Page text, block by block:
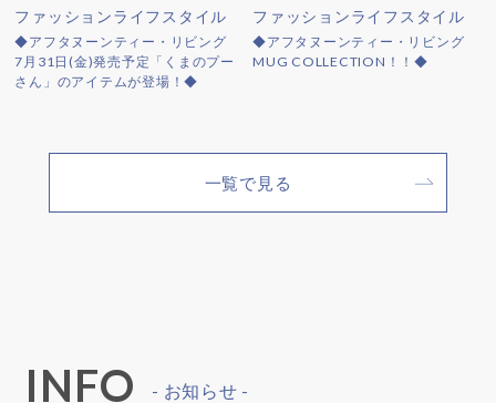
ファッションライフスタイル
◆アフタヌーンティー・リビング
7月31日(金)発売予定「くまのプー
さん」のアイテムが登場！◆
ファッションライフスタイル
◆アフタヌーンティー・リビング
MUG COLLECTION！！◆
一覧で見る
INFO - お知らせ -